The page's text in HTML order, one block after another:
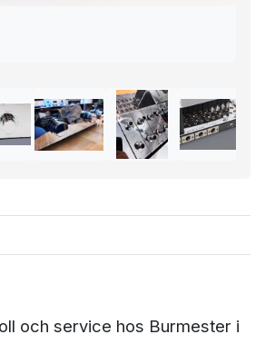
och service hos Burmester i